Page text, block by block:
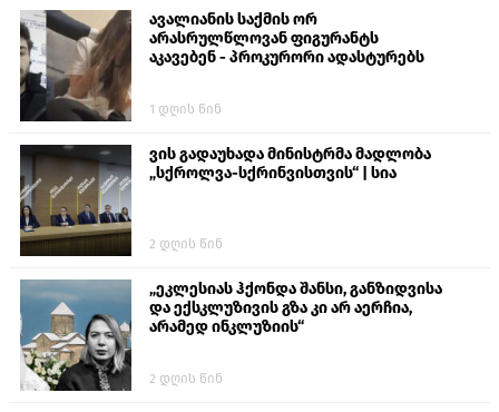
ავალიანის საქმის ორ
არასრულწლოვან ფიგურანტს
აკავებენ - პროკურორი ადასტურებს
1 დღის წინ
ვის გადაუხადა მინისტრმა მადლობა
„სქროლვა-სქრინვისთვის“ | სია
2 დღის წინ
„ეკლესიას ჰქონდა შანსი, განზიდვისა
და ექსკლუზივის გზა კი არ აერჩია,
არამედ ინკლუზიის“
2 დღის წინ